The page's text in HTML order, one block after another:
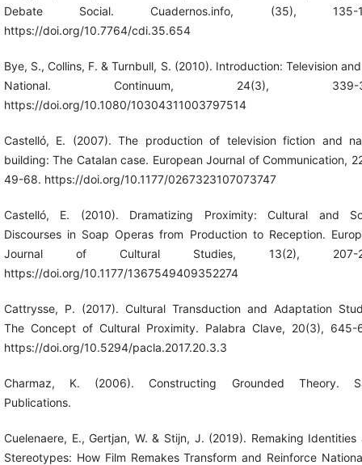
Debate Social. Cuadernos.info, (35), 135-
https://doi.org/10.7764/cdi.35.654
Bye, S., Collins, F. & Turnbull, S. (2010). Introduction: Television
National. Continuum, 24(3), 339-
https://doi.org/10.1080/10304311003797514
Castelló, E. (2007). The production of television fiction and
building: The Catalan case. European Journal of Communication,
49-68. https://doi.org/10.1177/0267323107073747
Castelló, E. (2010). Dramatizing Proximity: Cultural and
Discourses in Soap Operas from Production to Reception.
Journal of Cultural Studies, 13(2), 207-
https://doi.org/10.1177/1367549409352274
Cattrysse, P. (2017). Cultural Transduction and Adaptation
The Concept of Cultural Proximity. Palabra Clave, 20(3), 645-
https://doi.org/10.5294/pacla.2017.20.3.3
Charmaz, K. (2006). Constructing Grounded Theory.
Publications.
Cuelenaere, E., Gertjan, W. & Stijn, J. (2019). Remaking Identities
Stereotypes: How Film Remakes Transform and Reinforce